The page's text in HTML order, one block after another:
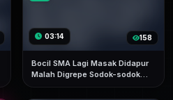
03:14 158
Bocil SMA Lagi Masak Didapur
Malah Digrepe Sodok-sodok
Paksa